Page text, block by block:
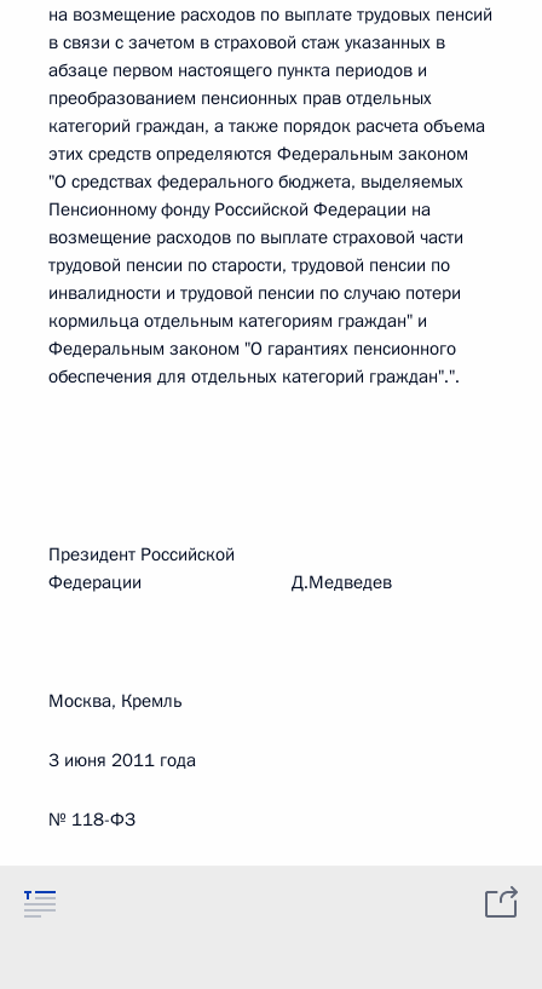
на возмещение расходов по выплате трудовых пенсий
в связи с зачетом в страховой стаж указанных в
абзаце первом настоящего пункта периодов и
преобразованием пенсионных прав отдельных
категорий граждан, а также порядок расчета объема
этих средств определяются Федеральным законом
"О средствах федерального бюджета, выделяемых
Пенсионному фонду Российской Федерации на
возмещение расходов по выплате страховой части
трудовой пенсии по старости, трудовой пенсии по
инвалидности и трудовой пенсии по случаю потери
кормильца отдельным категориям граждан" и
Федеральным законом "О гарантиях пенсионного
обеспечения для отдельных категорий граждан".".
Президент Российской
Федерации Д.Медведев
Москва, Кремль
3 июня 2011 года
№ 118-ФЗ